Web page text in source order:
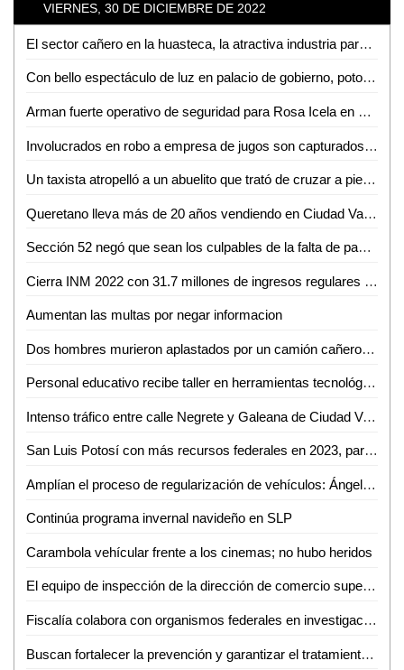
VIERNES, 30 DE DICIEMBRE DE 2022
El sector cañero en la huasteca, la atractiva industria para sembrar terror
Con bello espectáculo de luz en palacio de gobierno, potosinos despiden el 2022
Arman fuerte operativo de seguridad para Rosa Icela en su visita a la huasteca; ni AMLO lo tiene
Involucrados en robo a empresa de jugos son capturados por Fiscalía
Un taxista atropelló a un abuelito que trató de cruzar a pie la Carretera al Ingenio
Queretano lleva más de 20 años vendiendo en Ciudad Valles
Sección 52 negó que sean los culpables de la falta de pago a trabajadores
Cierra INM 2022 con 31.7 millones de ingresos regulares al país
Aumentan las multas por negar informacion
Dos hombres murieron aplastados por un camión cañero en Ébano
Personal educativo recibe taller en herramientas tecnológicas para la educación
Intenso tráfico entre calle Negrete y Galeana de Ciudad Valles
San Luis Potosí con más recursos federales en 2023, para seguir brindando altos niveles de seguridad: Aguilar Piña
Amplían el proceso de regularización de vehículos: Ángel Altamirano
Continúa programa invernal navideño en SLP
Carambola vehícular frente a los cinemas; no hubo heridos
El equipo de inspección de la dirección de comercio supervisa operativo cohetón, habrá cero tolerancia a comerciantes que infrinjan el reglamento
Fiscalía colabora con organismos federales en investigación de accidente aéreo
Buscan fortalecer la prevención y garantizar el tratamiento del cáncer en niñas, niños y adolescentes